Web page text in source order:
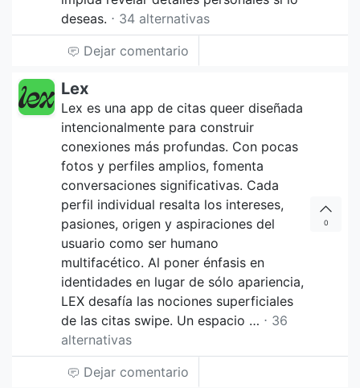
deseas. ⋅ 34 alternativas
Dejar comentario
Lex
Lex es una app de citas queer diseñada
intencionalmente para construir
conexiones más profundas. Con pocas
fotos y perfiles amplios, fomenta
conversaciones significativas. Cada
perfil individual resalta los intereses,
pasiones, origen y aspiraciones del
usuario como ser humano
multifacético. Al poner énfasis en
identidades en lugar de sólo apariencia,
LEX desafía las nociones superficiales
de las citas swipe. Un espacio … ⋅ 36
alternativas
0
Dejar comentario